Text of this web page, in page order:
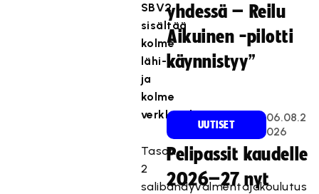
SBV2
sisältää
kolme
lähi-
ja
kolme
verkkojaksoa.
Tason
2
salibandyvalmentajakoulutus
yhdessä – Reilu
Aikuinen -pilotti
käynnistyy”
UUTISET
06.08.2
026
Pelipassit kaudelle
2026–27 nyt